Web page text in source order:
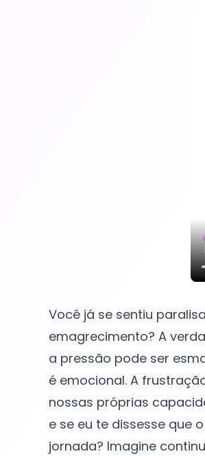
Você já se sentiu
emagrecimento? A
a pressão pode ser
é emocional. A
nossas próprias
e se eu te dissesse que
jornada? Imagine